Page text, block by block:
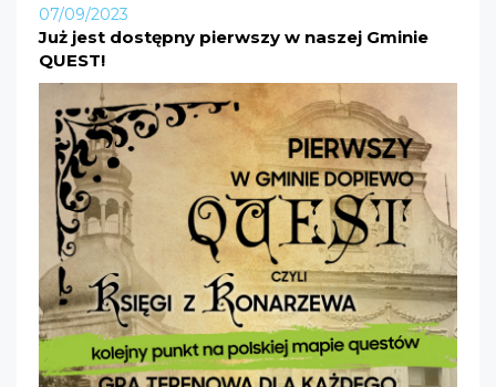
07/09/2023
Już jest dostępny pierwszy w naszej Gminie
QUEST!